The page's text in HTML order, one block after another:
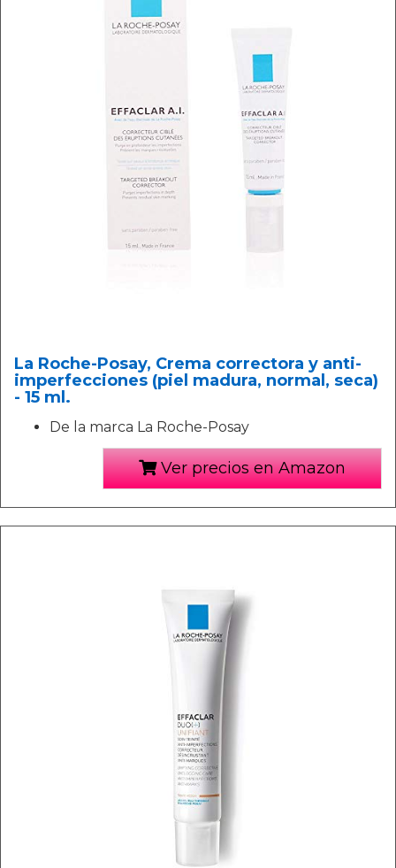
La Roche-Posay, Crema correctora y anti-
imperfecciones (piel madura, normal, seca)
- 15 ml.
De la marca La Roche-Posay
Ver precios en Amazon